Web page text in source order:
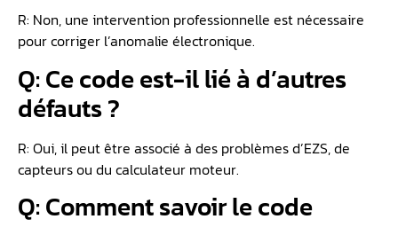
R: Non, une intervention professionnelle est nécessaire
pour corriger l’anomalie électronique.
Q: Ce code est-il lié à d’autres
défauts ?
R: Oui, il peut être associé à des problèmes d’EZS, de
capteurs ou du calculateur moteur.
Q: Comment savoir le code